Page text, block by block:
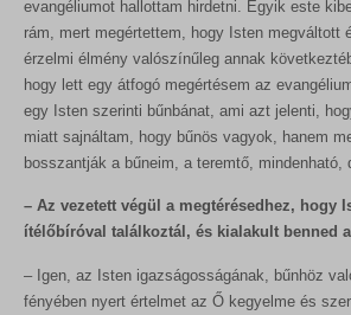
evangéliumot hallottam hirdetni. Egyik este
rám, mert megértettem, hogy Isten megváltott
érzelmi élmény valószínűleg annak
hogy lett egy átfogó megértésem az
egy Isten szerinti bűnbánat, ami azt jelenti,
miatt sajnáltam, hogy bűnös vagyok, hanem
bosszantják a bűneim, a teremtő, mindenható,
– Az vezetett végül a megtérésedhez, hogy
ítélőbíróval találkoztál, és kialakult benned
– Igen, az Isten igazságosságának, bűnhöz
fényében nyert értelmet az Ő kegyelme és